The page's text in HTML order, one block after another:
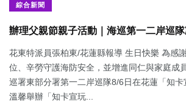
綜合新聞
辦理父親節親子活動｜海巡第一二岸巡
花東特派員張柏東/花蓮縣報導 生日快樂 為感
位、辛勞守護海防安全，並增進同仁與家庭成
巡署東部分署第一二岸巡隊8/6日在花蓮「知卡
溫馨舉辦「知卡宣玩...